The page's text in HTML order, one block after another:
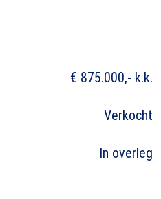
€ 875.000,- k.k.
Verkocht
In overleg